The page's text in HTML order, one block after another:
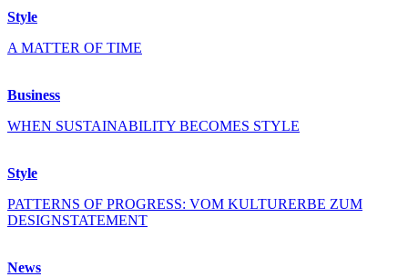
Style
A MATTER OF TIME
Business
WHEN SUSTAINABILITY BECOMES STYLE
Style
PATTERNS OF PROGRESS: VOM KULTURERBE ZUM
DESIGNSTATEMENT
News